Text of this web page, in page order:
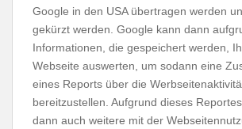
Google in den USA übertragen werden
gekürzt werden. Google kann dann
Informationen, die gespeichert werden,
Webseite auswerten, um sodann eine
eines Reports über die
bereitzustellen. Aufgrund dieses
dann auch weitere mit der